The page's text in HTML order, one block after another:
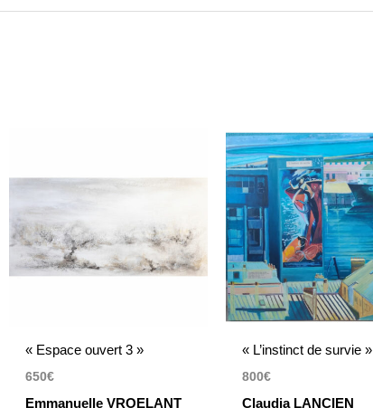
« Espace ouvert 3 »
650€
Emmanuelle VROELANT
« L’instinct de survie »
800€
Claudia LANCIEN